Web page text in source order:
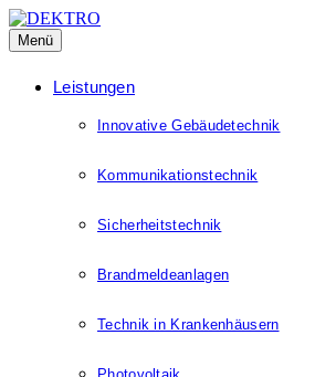
Menü
Leistungen
Innovative Gebäudetechnik
Kommunikationstechnik
Sicherheitstechnik
Brandmeldeanlagen
Technik in Krankenhäusern